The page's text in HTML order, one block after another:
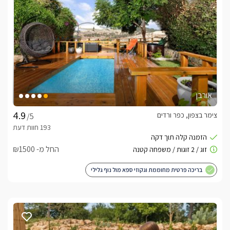
מה יש בפנים הסוויטות?
ולדמנס מציע לכם 2 סוויטות יוקרה המתאימות לזוגות או משפחות
סוויטת גארדן מציעה חוויית אירוח יוקרתית לזוגות, עם גן פרטי מרהיב
הכולל בריכה , ג'קוזי ספא מפנק ופינות ישיבה אינטימיות בלב
סוויטת דרים משלבת עיצוב אלגנטי עם נוחות מרבית, כוללת בריכה
פרטית מחוממת עם מפל מים, ג'קוזי זוגי מרווח וחדר שינה עם מיטת
בכל סוויטה תהנו ממיטה זוגית ענקית ומפוארת עם מזרן איכותי
ופינות אירוח מעוצבות.
אורבן
/5
צימר בצפון, כפר ורדים
החל מ- ₪1500
בריכה פרטית מחוממת וגקוזי ספא מול נוף גלילי